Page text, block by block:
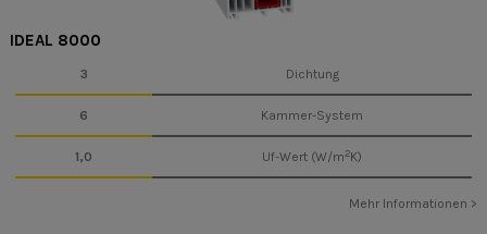
IDEAL 8000
3 Dichtung
6 Kammer-System
1,0 Uf-Wert (W/m 2K)
Mehr Informationen >